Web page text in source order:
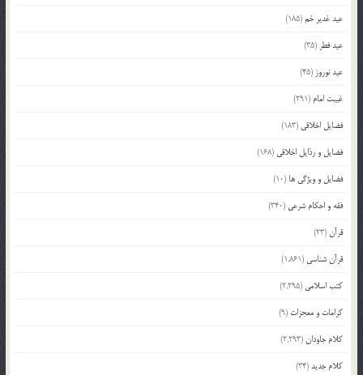
عید غدیر خم(185)
عید فطر (35)
عید نوروز (45)
غیبت امام (291)
فضایل اخلاقی (183)
فضایل و رذایل اخلاقی (168)
فضایل و ویژگی ها (10)
فقه و احکام شرعی (340)
قرآن(23)
قرآن شناسی (1,861)
کتب اسلامی (2,295)
کرامات و معجزات (9)
کلام جاودان(2,293)
کلام جدید(34)